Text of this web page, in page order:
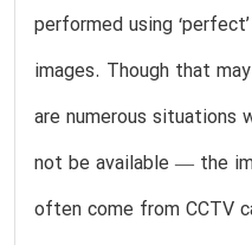
performed using
images. Though that
are numerous situations
not be available — the
often come from CCTV